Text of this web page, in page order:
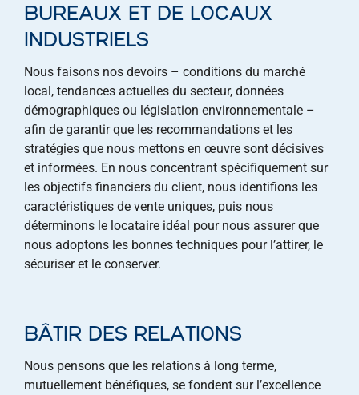
BUREAUX ET DE LOCAUX
INDUSTRIELS
Nous faisons nos devoirs – conditions du marché
local, tendances actuelles du secteur, données
démographiques ou législation environnementale –
afin de garantir que les recommandations et les
stratégies que nous mettons en œuvre sont décisives
et informées. En nous concentrant spécifiquement sur
les objectifs financiers du client, nous identifions les
caractéristiques de vente uniques, puis nous
déterminons le locataire idéal pour nous assurer que
nous adoptons les bonnes techniques pour l’attirer, le
sécuriser et le conserver.
BÂTIR DES RELATIONS
Nous pensons que les relations à long terme,
mutuellement bénéfiques, se fondent sur l’excellence